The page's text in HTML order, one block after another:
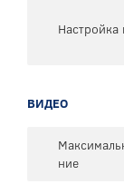
Настройка
ВИДЕО
ние